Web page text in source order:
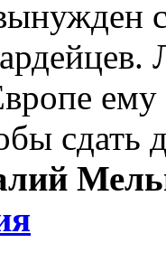
ему
сдать